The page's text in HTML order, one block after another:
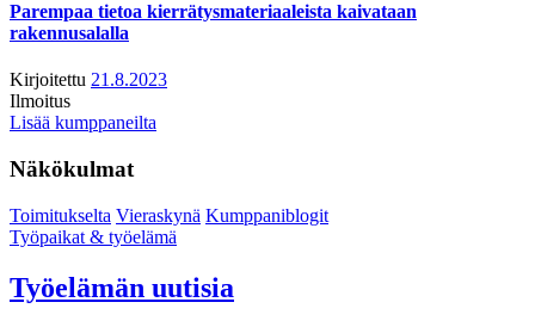
Parempaa tietoa kierrätysmateriaaleista kaivataan
rakennusalalla
Kirjoitettu 21.8.2023
Ilmoitus
Lisää kumppaneilta
Näkökulmat
Toimitukselta Vieraskynä Kumppaniblogit
Työpaikat & työelämä
Työelämän uutisia